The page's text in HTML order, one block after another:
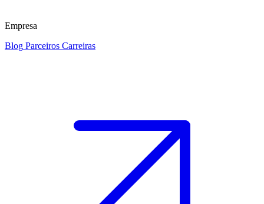
Empresa
Blog Parceiros Carreiras